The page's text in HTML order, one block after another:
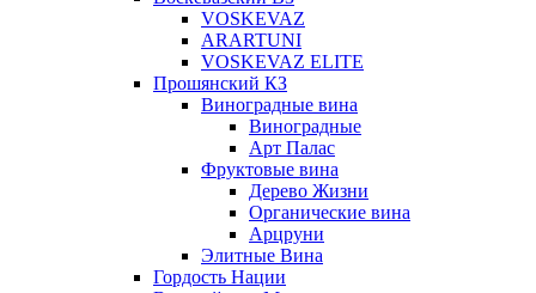
VOSKEVAZ
ARARTUNI
VOSKEVAZ ELITE
Прошянский КЗ
Виноградные вина
Виноградные
Арт Палас
Фруктовые вина
Дерево Жизни
Органические вина
Арцруни
Элитные Вина
Гордость Нации